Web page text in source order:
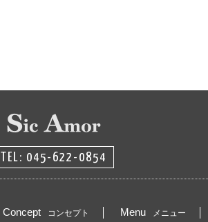
TEL: 045-622-0854
Concept コンセプト Menu メニュー